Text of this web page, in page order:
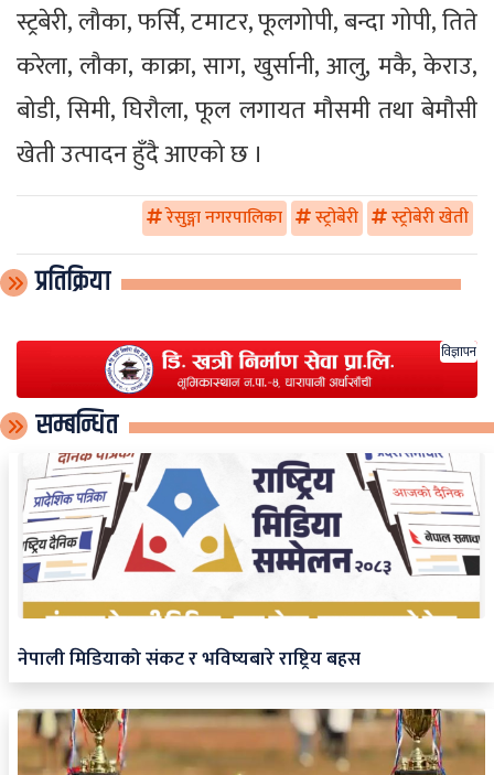
स्ट्रबेरी, लौका, फर्सि, टमाटर, फूलगोपी, बन्दा गोपी, तिते
करेला, लौका, काक्रा, साग, खुर्सानी, आलु, मकै, केराउ,
बोडी, सिमी, घिरौला, फूल लगायत मौसमी तथा बेमौसी
खेती उत्पादन हुँदै आएको छ ।
रेसुङ्गा नगरपालिका स्ट्रोबेरी स्ट्रोबेरी खेती
प्रतिक्रिया
विज्ञापन
सम्बन्धित
नेपाली मिडियाको संकट र भविष्यबारे राष्ट्रिय बहस